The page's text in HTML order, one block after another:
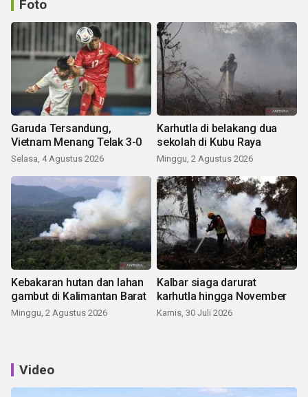
Foto
Garuda Tersandung,
Vietnam Menang Telak 3-0
Selasa, 4 Agustus 2026
Karhutla di belakang dua
sekolah di Kubu Raya
Minggu, 2 Agustus 2026
Kebakaran hutan dan lahan
gambut di Kalimantan Barat
Minggu, 2 Agustus 2026
Kalbar siaga darurat
karhutla hingga November
Kamis, 30 Juli 2026
Video